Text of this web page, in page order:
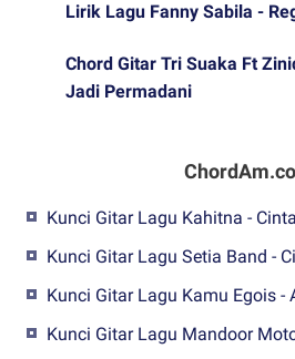
Lirik Lagu Fanny Sabila -
Chord Gitar Tri Suaka Ft
Jadi Permadani
Kunci Gitar Lagu Kahitna -
Kunci Gitar Lagu Setia Band -
Kunci Gitar Lagu Kamu Egois -
Kunci Gitar Lagu Mandoor